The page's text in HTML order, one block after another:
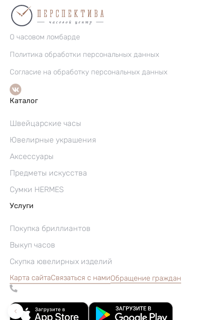
О часовом ломбарде
Политика обработки персональных данных
Согласие на обработку персональных данных
Каталог
Швейцарские часы
Ювелирные украшения
Аксессуары
Предметы искусства
Сумки HERMES
Услуги
Покупка бриллиантов
Выкуп часов
Скупка ювелирных изделий
Карта сайтаСвязаться с намиОбращение граждан